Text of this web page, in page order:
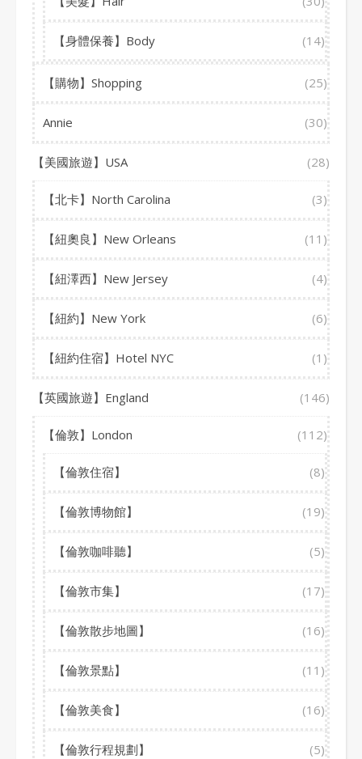
【身體保養】Body (14)
【購物】Shopping (25)
Annie (30)
【美國旅遊】USA (28)
【北卡】North Carolina (3)
【紐奧良】New Orleans (11)
【紐澤西】New Jersey (4)
【紐約】New York (6)
【紐約住宿】Hotel NYC (1)
【英國旅遊】England (146)
【倫敦】London (112)
【倫敦住宿】 (8)
【倫敦博物館】 (19)
【倫敦咖啡聽】 (5)
【倫敦市集】 (17)
【倫敦散步地圖】 (16)
【倫敦景點】 (11)
【倫敦美食】 (16)
【倫敦行程規劃】 (5)